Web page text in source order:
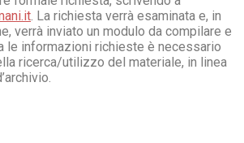
. La richiesta verrà esaminata e, in
verrà inviato un modulo da compilare e
le informazioni richieste è necessario
ricerca/utilizzo del materiale, in linea